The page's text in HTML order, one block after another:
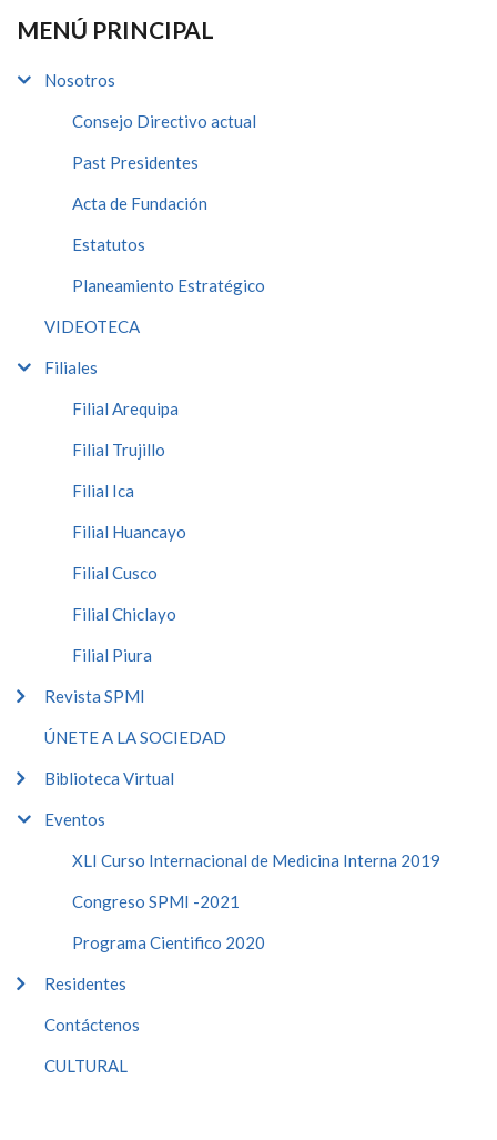
MENÚ PRINCIPAL
Nosotros
Consejo Directivo actual
Past Presidentes
Acta de Fundación
Estatutos
Planeamiento Estratégico
VIDEOTECA
Filiales
Filial Arequipa
Filial Trujillo
Filial Ica
Filial Huancayo
Filial Cusco
Filial Chiclayo
Filial Piura
Revista SPMI
ÚNETE A LA SOCIEDAD
Biblioteca Virtual
Eventos
XLI Curso Internacional de Medicina Interna 2019
Congreso SPMI -2021
Programa Cientifico 2020
Residentes
Contáctenos
CULTURAL